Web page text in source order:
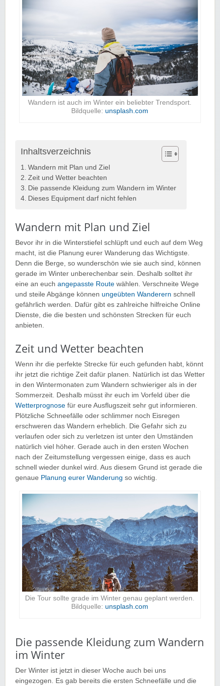
Wandern ist auch im Winter ein beliebter Trendsport.
Bildquelle:unsplash.com
Inhaltsverzeichnis
Wandern mit Plan und Ziel
Zeit und Wetter beachten
Die passende Kleidung zum Wandern im Winter
Dieses Equipment darf nicht fehlen
Wandern mit Plan und Ziel
Bevor ihr in die Winterstiefel schlüpft und euch auf dem Weg
macht, ist die Planung eurer Wanderung das Wichtigste.
Denn die Berge, so wunderschön wie sie auch sind, können
gerade im Winter unberechenbar sein. Deshalb solltet ihr
eine an euch angepasste Route wählen. Verschneite Wege
und steile Abgänge können ungeübten Wanderern schnell
gefährlich werden. Dafür gibt es zahlreiche hilfreiche Online
Dienste, die die besten und schönsten Strecken für euch
anbieten.
Zeit und Wetter beachten
Wenn ihr die perfekte Strecke für euch gefunden habt, könnt
ihr jetzt die richtige Zeit dafür planen. Natürlich ist das Wetter
in den Wintermonaten zum Wandern schwieriger als in der
Sommerzeit. Deshalb müsst ihr euch im Vorfeld über die
Wetterprognose für eure Ausflugszeit sehr gut informieren.
Plötzliche Schneefälle oder schlimmer noch Eisregen
erschweren das Wandern erheblich. Die Gefahr sich zu
verlaufen oder sich zu verletzen ist unter den Umständen
natürlich viel höher. Gerade auch in den ersten Wochen
nach der Zeitumstellung vergessen einige, dass es auch
schnell wieder dunkel wird. Aus diesem Grund ist gerade die
genaue Planung eurer Wanderung so wichtig.
Die Tour sollte grade im Winter genau geplant werden.
Bildquelle:unsplash.com
Die passende Kleidung zum Wandern
im Winter
Der Winter ist jetzt in dieser Woche auch bei uns
eingezogen. Es gab bereits die ersten Schneefälle und die